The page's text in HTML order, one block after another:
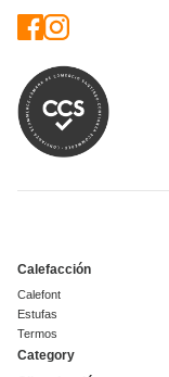
Calefacción
Calefont
Estufas
Termos
Category